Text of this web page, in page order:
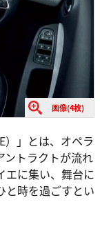
画像(4枚)
）」とは、オペラ
ントラクトが流れ
エに集い、舞台に
と時を過ごすとい